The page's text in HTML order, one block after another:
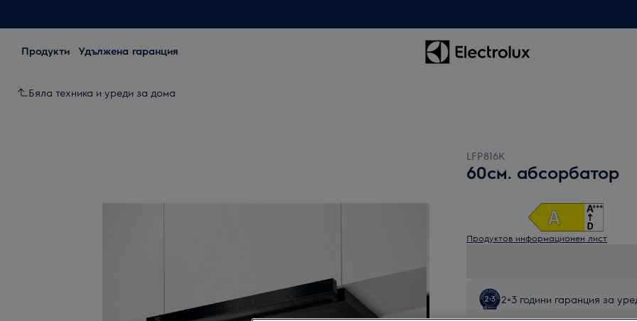
Продукти Удължена гаранция
Бяла техника и уреди за дома
LFP816K
60см. абсорбатор
Продуктов информационен лист
2+3 години гаранция за